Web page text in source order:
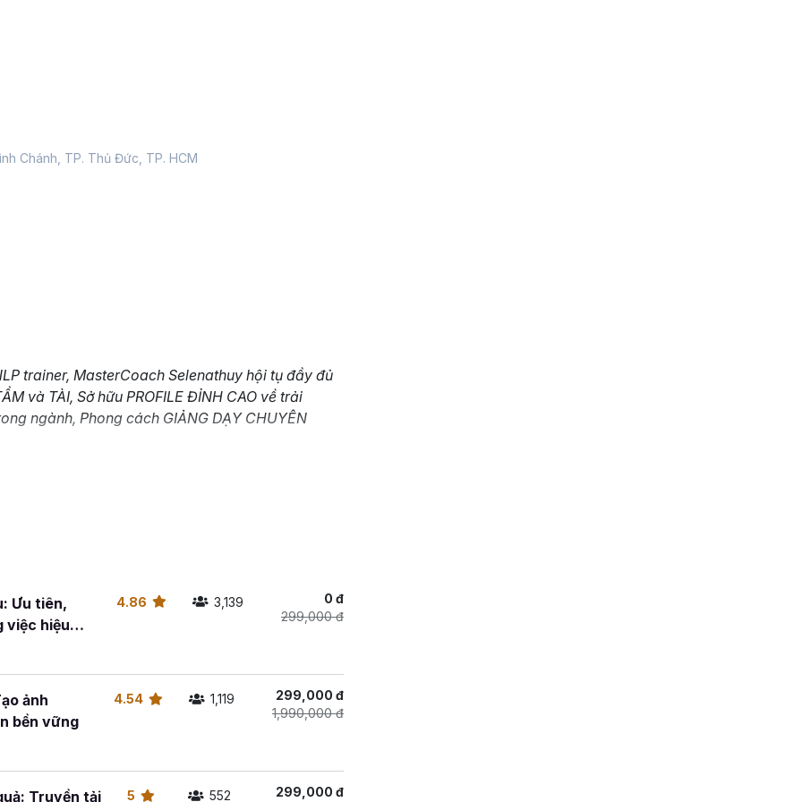
người xung quanh.
sống
Chánh, TP. Thủ Đức, TP. HCM
trainer, MasterCoach Selenathuy hội tụ đầy đủ
và TÀI, Sở hữu PROFILE ĐỈNH CAO về trải
ngành, Phong cách GIẢNG DẠY CHUYÊN
Ưu tiên,
việc hiệu
4.86 3,139
0 đ
299,000 đ
ảnh
bền vững
4.54 1,119
299,000 đ
1,990,000 đ
Truyền tải 5 552 299,000 đ